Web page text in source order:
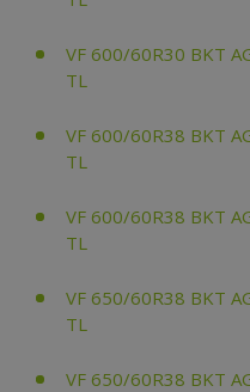
VF 600/60R30 BKT
TL
VF 600/60R38 BKT
TL
VF 600/60R38 BKT
TL
VF 650/60R38 BKT
TL
VF 650/60R38 BKT